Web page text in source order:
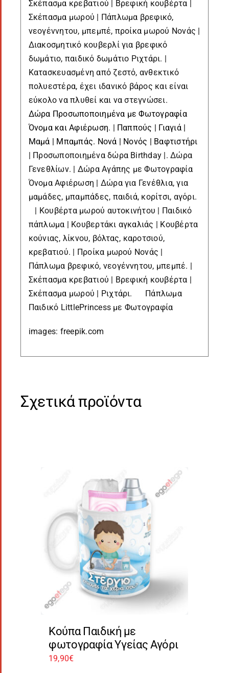
Σκέπασμα κρεβατιού | Βρεφική κουβέρτα |
Σκέπασμα μωρού | Πάπλωμα βρεφικό,
νεογέννητου, μπεμπέ, προίκα μωρού Νονάς |
Διακοσμητικό κουβερλί για βρεφικό
δωμάτιο, παιδικό δωμάτιο Ριχτάρι. |
Κατασκευασμένη από ζεστό, ανθεκτικό
πολυεστέρα, έχει ιδανικό βάρος και είναι
εύκολο να πλυθεί και να στεγνώσει.
Δώρα Προσωποποιημένα με Φωτογραφία
Όνομα και Αφιέρωση. | Παππούς | Γιαγιά |
Μαμά | Μπαμπάς. Νονά | Νονός | Βαφτιστήρι
| Προσωποποιημένα δώρα Birthday |. Δώρα
Γενεθλίων. | Δώρα Αγάπης με Φωτογραφία
Όνομα Αφιέρωση | Δώρα για Γενέθλια, για
μαμάδες, μπαμπάδες, παιδιά, κορίτσι, αγόρι.
| Κουβέρτα μωρού αυτοκινήτου | Παιδικό
πάπλωμα | Κουβερτάκι αγκαλιάς | Κουβέρτα
κούνιας, λίκνου, βόλτας, καροτσιού,
κρεβατιού. | Προίκα μωρού Νονάς |
Πάπλωμα βρεφικό, νεογέννητου, μπεμπέ. |
Σκέπασμα κρεβατιού | Βρεφική κουβέρτα |
Σκέπασμα μωρού | Ριχτάρι. Πάπλωμα
Παιδικό LittlePrincess με Φωτογραφία
images: freepik.com
Σχετικά προϊόντα
Κούπα Παιδική με
φωτογραφία Υγείας Αγόρι
19,90€